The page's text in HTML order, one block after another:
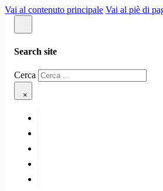
Vai al contenuto principale Vai al piè di
Search site
Cerca
×